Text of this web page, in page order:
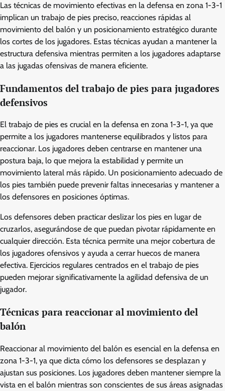
Las técnicas de movimiento efectivas en la defensa en zona 1-3-1
implican un trabajo de pies preciso, reacciones rápidas al
movimiento del balón y un posicionamiento estratégico durante
los cortes de los jugadores. Estas técnicas ayudan a mantener la
estructura defensiva mientras permiten a los jugadores adaptarse
a las jugadas ofensivas de manera eficiente.
Fundamentos del trabajo de pies para jugadores
defensivos
El trabajo de pies es crucial en la defensa en zona 1-3-1, ya que
permite a los jugadores mantenerse equilibrados y listos para
reaccionar. Los jugadores deben centrarse en mantener una
postura baja, lo que mejora la estabilidad y permite un
movimiento lateral más rápido. Un posicionamiento adecuado de
los pies también puede prevenir faltas innecesarias y mantener a
los defensores en posiciones óptimas.
Los defensores deben practicar deslizar los pies en lugar de
cruzarlos, asegurándose de que puedan pivotar rápidamente en
cualquier dirección. Esta técnica permite una mejor cobertura de
los jugadores ofensivos y ayuda a cerrar huecos de manera
efectiva. Ejercicios regulares centrados en el trabajo de pies
pueden mejorar significativamente la agilidad defensiva de un
jugador.
Técnicas para reaccionar al movimiento del
balón
Reaccionar al movimiento del balón es esencial en la defensa en
zona 1-3-1, ya que dicta cómo los defensores se desplazan y
ajustan sus posiciones. Los jugadores deben mantener siempre la
vista en el balón mientras son conscientes de sus áreas asignadas